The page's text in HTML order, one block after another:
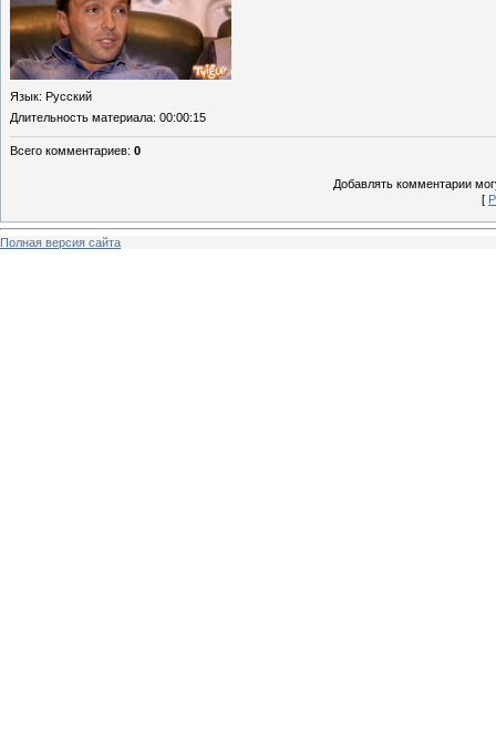
Язык: Русский
Длительность материала: 00:00:15
Всего комментариев: 0
Добавлять комментарии
[
Полная версия сайта